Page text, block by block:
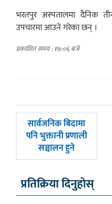
भरतपुर अस्पतालमा दैनिक
उपचारमा आउने गरेका छन् ।
प्रकाशित समय : १७:०६ बजे
पछिल्लाे
-
सार्वजनिक बिदामा
पनि भुक्तानी प्रणाली
सञ्चालन हुने
प्रतिक्रिया दिनुहोस्